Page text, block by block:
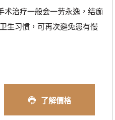
治疗一般会一劳永逸，结痂
生习惯，可再次避免患有慢
了解價格